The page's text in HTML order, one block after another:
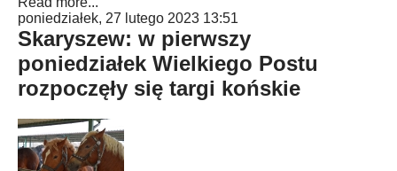
poniedziałek, 27 lutego 2023 13:51
Skaryszew: w pierwszy
poniedziałek Wielkiego Postu
rozpoczęły się targi końskie